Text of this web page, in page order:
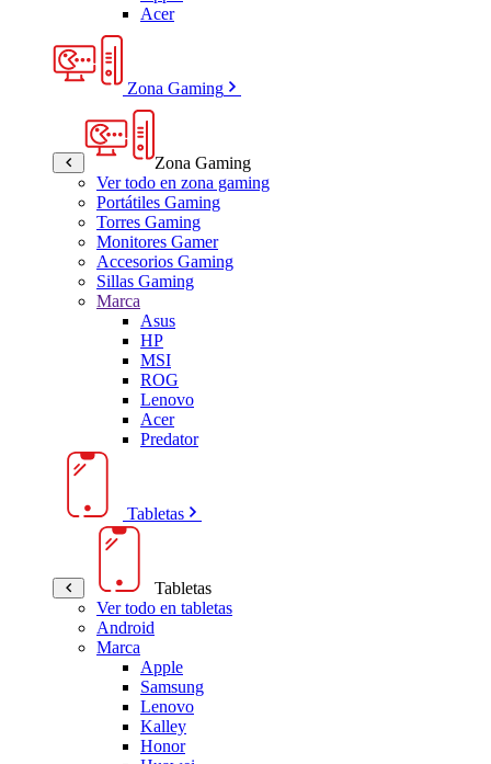
Acer
Zona Gaming
Zona Gaming
Ver todo en zona gaming
Portátiles Gaming
Torres Gaming
Monitores Gamer
Accesorios Gaming
Sillas Gaming
Marca
Asus
HP
MSI
ROG
Lenovo
Acer
Predator
Tabletas
Tabletas
Ver todo en tabletas
Android
Marca
Apple
Samsung
Lenovo
Kalley
Honor